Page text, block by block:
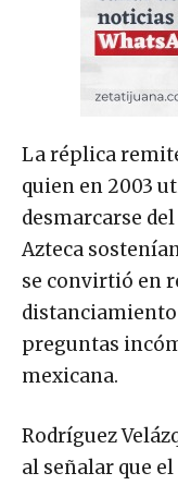
La réplica
quien en 2003
desmarcarse
Azteca
se convirtió en
preguntas
mexicana.
Rodríguez
al señalar que